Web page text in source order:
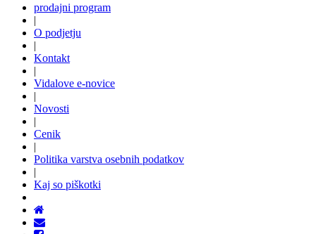
prodajni program
|
O podjetju
|
Kontakt
|
Vidalove e-novice
|
Novosti
|
Cenik
|
Politika varstva osebnih podatkov
|
Kaj so piškotki